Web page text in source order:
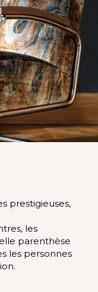
prestigieuses,
les
parenthèse
les personnes